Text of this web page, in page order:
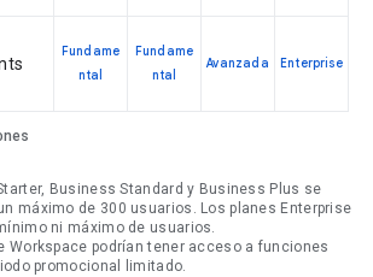
Fundame
ntal
Fundame
ntal
Avanzada Enterprise
Business Standard y Business Plus se
máximo de 300 usuarios. Los planes Enterprise
ni máximo de usuarios.
Workspace podrían tener acceso a funciones
promocional limitado.